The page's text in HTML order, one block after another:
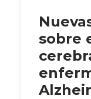
sobre